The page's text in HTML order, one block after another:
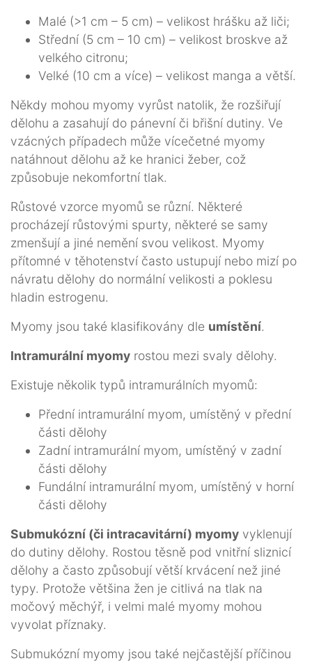
Malé (>1 cm – 5 cm) – velikost hrášku až liči;
Střední (5 cm – 10 cm) – velikost broskve až
velkého citronu;
Velké (10 cm a více) – velikost manga a větší.
Někdy mohou myomy vyrůst natolik, že rozšiřují
dělohu a zasahují do pánevní či břišní dutiny. Ve
vzácných případech může vícečetné myomy
natáhnout dělohu až ke hranici žeber, což
způsobuje nekomfortní tlak.
Růstové vzorce myomů se různí. Některé
procházejí růstovými spurty, některé se samy
zmenšují a jiné nemění svou velikost. Myomy
přítomné v těhotenství často ustupují nebo mizí po
návratu dělohy do normální velikosti a poklesu
hladin estrogenu.
Myomy jsou také klasifikovány dle umístění.
Intramurální myomy rostou mezi svaly dělohy.
Existuje několik typů intramurálních myomů:
Přední intramurální myom, umístěný v přední
části dělohy
Zadní intramurální myom, umístěný v zadní
části dělohy
Fundální intramurální myom, umístěný v horní
části dělohy
Submukózní (či intracavitární) myomy vyklenují
do dutiny dělohy. Rostou těsně pod vnitřní sliznicí
dělohy a často způsobují větší krvácení než jiné
typy. Protože většina žen je citlivá na tlak na
močový měchýř, i velmi malé myomy mohou
vyvolat příznaky.
Submukózní myomy jsou také nejčastější příčinou